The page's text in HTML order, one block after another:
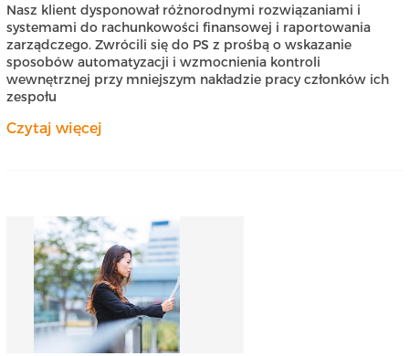
Nasz klient dysponował różnorodnymi rozwiązaniami i
systemami do rachunkowości finansowej i raportowania
zarządczego. Zwrócili się do PS z prośbą o wskazanie
sposobów automatyzacji i wzmocnienia kontroli
wewnętrznej przy mniejszym nakładzie pracy członków ich
zespołu
Czytaj więcej